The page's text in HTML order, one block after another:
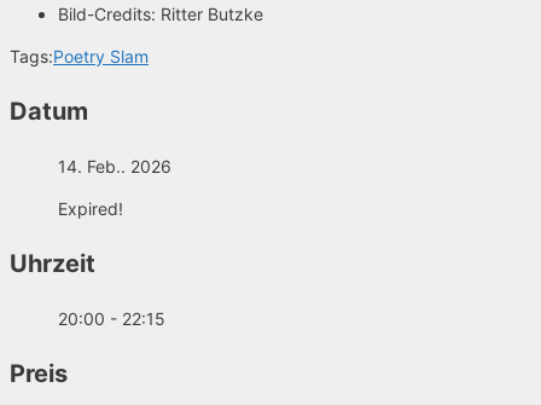
Bild-Credits: Ritter Butzke
Tags:Poetry Slam
Datum
14. Feb.. 2026
Expired!
Uhrzeit
20:00 - 22:15
Preis